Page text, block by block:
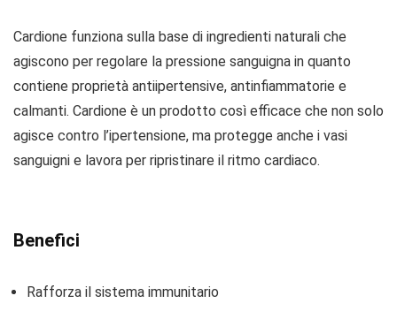
Cardione funziona sulla base di ingredienti naturali che
agiscono per regolare la pressione sanguigna in quanto
contiene proprietà antiipertensive, antinfiammatorie e
calmanti. Cardione è un prodotto così efficace che non solo
agisce contro l’ipertensione, ma protegge anche i vasi
sanguigni e lavora per ripristinare il ritmo cardiaco.
Benefici
Rafforza il sistema immunitario